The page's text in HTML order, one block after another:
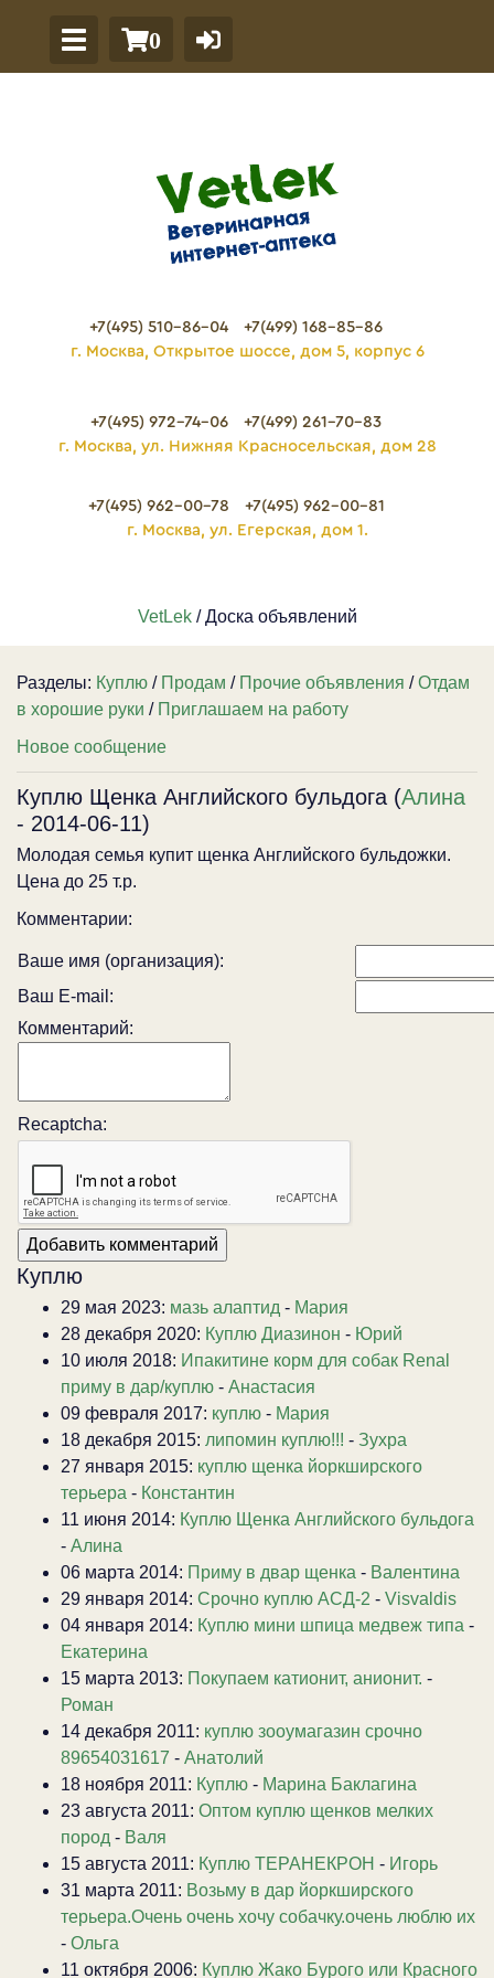
0
+7(495) 510-86-04
+7(499) 168-85-86
г. Москва, Открытое шоссе, дом 5, корпус 6
+7(495) 972-74-06
+7(499) 261-70-83
г. Москва, ул. Нижняя Красносельская, дом 28
+7(495) 962-00-78
+7(495) 962-00-81
г. Москва, ул. Егерская, дом 1.
VetLek/ Доска объявлений
Разделы: Куплю / Продам / Прочие объявления /Отдам
в хорошие руки / Приглашаем на работу
Новое сообщение
Куплю Щенка Английского бульдога (Алина
- 2014-06-11)
Молодая семья купит щенка Английского бульдожки.
Цена до 25 т.р.
Комментарии:
Ваше имя (организация):
Ваш E-mail:
Комментарий:
Recaptcha:
Куплю
29 мая 2023: мазь алаптид - Мария
28 декабря 2020: Куплю Диазинон - Юрий
10 июля 2018: Ипакитине корм для собак Renal
приму в дар/куплю - Анастасия
09 февраля 2017: куплю - Мария
18 декабря 2015: липомин куплю!!! - Зухра
27 января 2015: куплю щенка йоркширского
терьера - Константин
11 июня 2014: Куплю Щенка Английского бульдога
- Алина
06 марта 2014: Приму в двар щенка - Валентина
29 января 2014: Срочно куплю АСД-2 - Visvaldis
04 января 2014: Куплю мини шпица медвеж типа -
Екатерина
15 марта 2013: Покупаем катионит, анионит. -
Роман
14 декабря 2011: куплю зооумагазин срочно
89654031617 - Анатолий
18 ноября 2011: Куплю - Марина Баклагина
23 августа 2011: Оптом куплю щенков мелких
пород - Валя
15 августа 2011: Куплю ТЕРАНЕКРОН - Игорь
31 марта 2011: Возьму в дар йоркширского
терьера.Очень очень хочу собачку.очень люблю их
- Ольга
11 октября 2006: Куплю Жако Бурого или Красного